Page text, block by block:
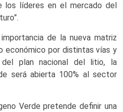
los líderes en el mercado del
de la nueva matriz
económico por distintas vías y
del plan nacional del litio, la
será abierta 100% al sector
Verde pretende definir una